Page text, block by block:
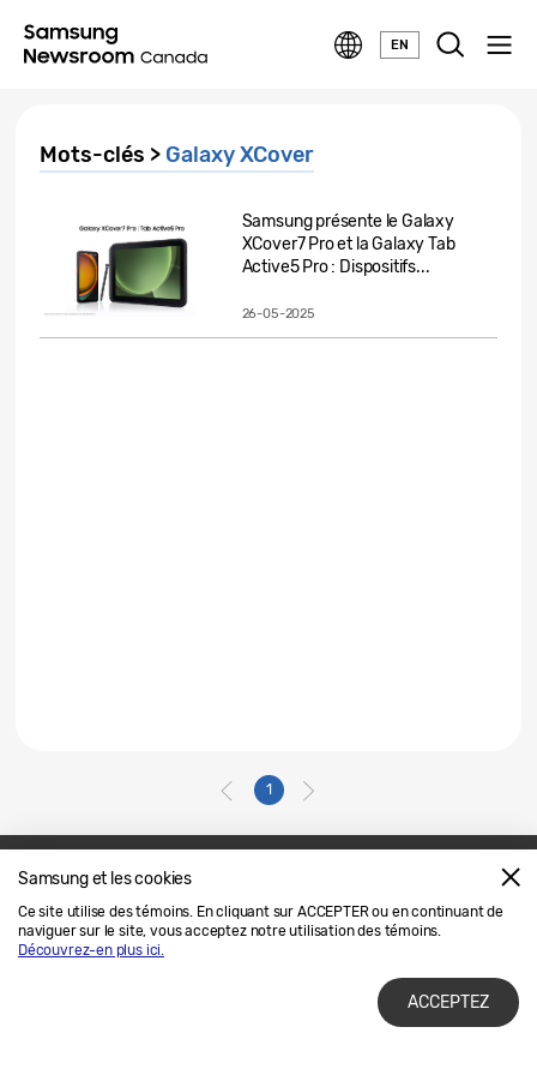
EN
Samsung et les cookies
Ce site utilise des témoins. En cliquant sur ACCEPTER ou en continuant de
naviguer sur le site, vous acceptez notre utilisation des témoins.
Découvrez-en plus ici.
ACCEPTEZ
Mots-clés > Galaxy XCover
Samsung présente le Galaxy
XCover7 Pro et la Galaxy Tab
Active5 Pro : Dispositifs...
26-05-2025
1
Nous joindre
SAMSUNG.COM
Avis Juridique
Confidentialité